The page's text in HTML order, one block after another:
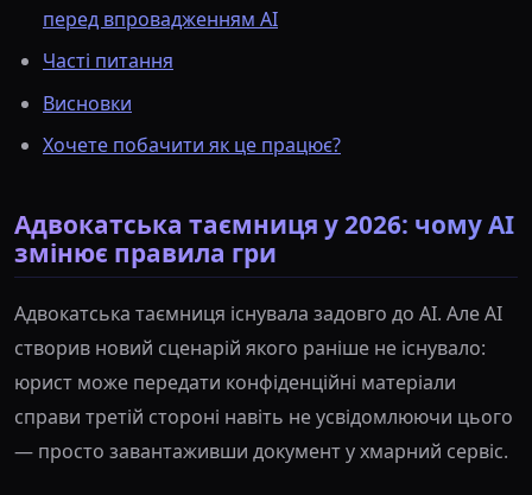
перед впровадженням AI
Часті питання
Висновки
Хочете побачити як це працює?
Адвокатська таємниця у 2026: чому AI
змінює правила гри
Адвокатська таємниця існувала задовго до AI. Але AI
створив новий сценарій якого раніше не існувало:
юрист може передати конфіденційні матеріали
справи третій стороні навіть не усвідомлюючи цього
— просто завантаживши документ у хмарний сервіс.